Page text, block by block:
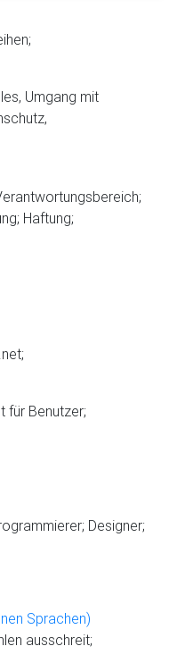
Umgang mit
Haftung;
für Benutzer;
Designer;
Sprachen)
ausschreit;